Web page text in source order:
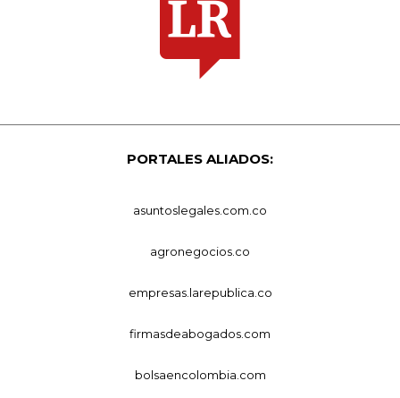
PORTALES ALIADOS:
asuntoslegales.com.co
agronegocios.co
empresas.larepublica.co
firmasdeabogados.com
bolsaencolombia.com